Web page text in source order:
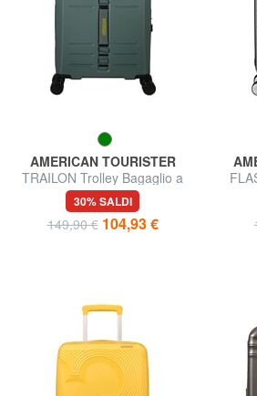
AMERICAN TOURISTER
TRAILON Trolley Bagaglio a
Mano
30% SALDI
149,90 € 104,93 €